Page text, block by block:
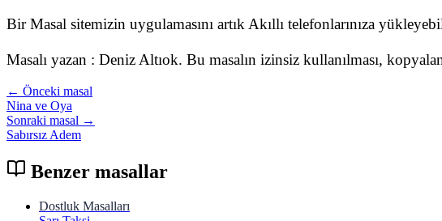
Bir Masal sitemizin uygulamasını artık Akıllı telefonlarınıza
Masalı yazan : Deniz Altıok. Bu masalın izinsiz kullanılması,
← Önceki masal
Nina ve Oya
Sonraki masal →
Sabırsız Adem
Benzer masallar
Dostluk Masalları